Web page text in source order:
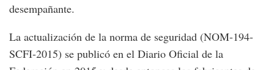
desempañante.
La actualización de la norma de seguridad (NOM-194-
SCFI-2015) se publicó en el Diario Oficial de la